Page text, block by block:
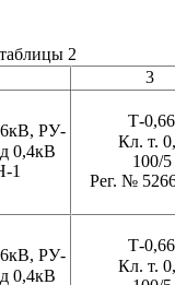
РУ-
0,4кВ
1
Т-0,66
Кл. т.
100/5
Рег. №
РУ-
0,4кВ
Т-0,66
Кл. т.
2
3